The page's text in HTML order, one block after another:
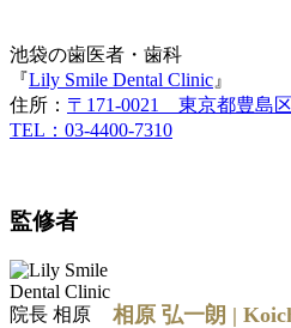
池袋の歯医者・歯科
『Lily Smile Dental Clinic 』
住所： 〒171-0021 東京都豊島
TEL：03-4400-7310
監修者
相原 弘一朗 |